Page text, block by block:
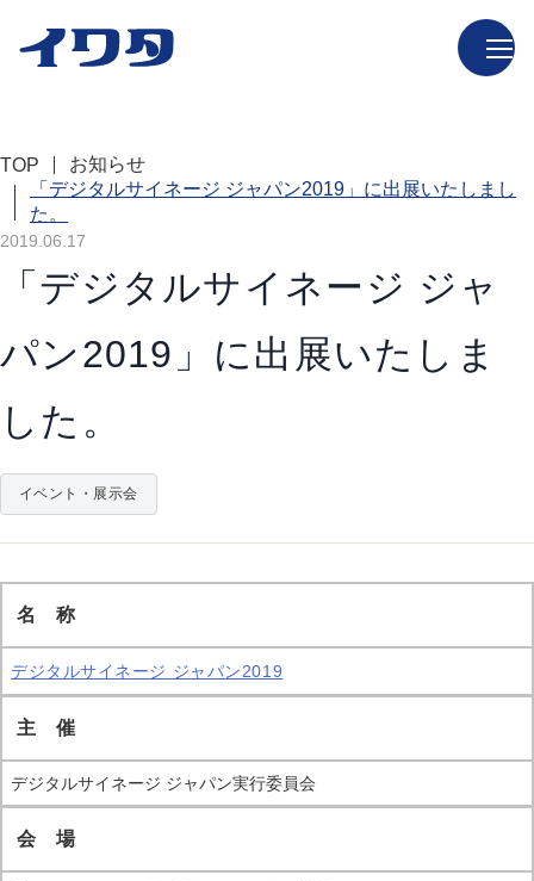
TOP
お知らせ
「デジタルサイネージ ジャパン2019」に出展いたしまし
た。
2019.06.17
「デジタルサイネージ ジャ
パン2019」に出展いたしま
した。
イベント・展示会
名 称
デジタルサイネージ ジャパン2019
主 催
デジタルサイネージ ジャパン実行委員会
会 場